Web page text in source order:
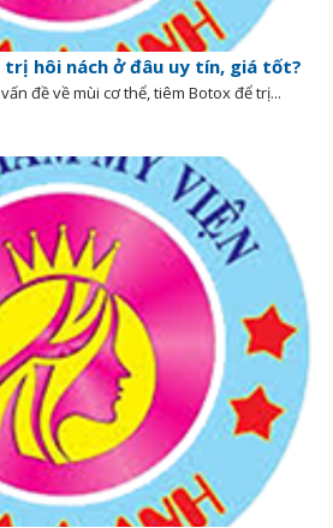
hôi nách ở đâu uy tín, giá tốt?
đề về mùi cơ thể, tiêm Botox để trị...